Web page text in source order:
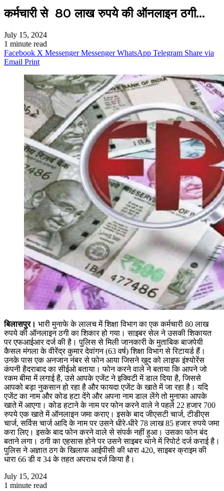
कर्मचारी से 80 लाख रुपये की ऑनलाइन ठगी…
July 15, 2024
1 minute read
Facebook X Messenger Messenger WhatsApp Telegram Share via
Email Print
बिलासपुर। भारी मुनाफे के लालच में शिक्षा विभाग का एक कर्मचारी 80 लाख
रुपये की ऑनलाइन ठगी का शिकार हो गया। साइबर सेल ने उसकी शिकायत
पर एफआईआर दर्ज की है। पुलिस से मिली जानकारी के मुताबिक बाजपेयी
कैसल मंगला के वीरेंद्र कुमार देवांगन (63 वर्ष) शिक्षा विभाग से रिटायर्ड हैं।
उनके पास एक अनजान नंबर से फोन आया जिसने खुद को लाइफ इंश्योरेंस
कंपनी हैदराबाद का सीईओ बताया। फोन करने वाले ने बताया कि आपने जो
रकम बीमा में लगाई है, उसे आपके एजेंट ने इक्विटी में डाल दिया है, जिससे
आपको बड़ा नुकसान हो रहा है और फायदा एजेंट के खाते में जा रहा है। यदि
एजेंट का नाम और कोड हटा देंगे और अपना नाम डाल लेंगे तो मुनाफा आपके
खाते में आएगा। कोड हटाने के नाम पर फोन करने वाले ने पहले 22 हजार 700
रुपये एक खाते में ऑनलाइन जमा कराए। इसके बाद जीएसटी चार्ज, टीडीएस
चार्ज, सर्विस चार्ज आदि के नाम पर उसने धीरे-धीरे 78 लाख 85 हजार रुपये जमा
करा लिए। इसके बाद फोन करने वाले से संपर्क नहीं हुआ। उसका फोन बंद
बताने लगा। ठगी का एहसास होने पर उसने साइबर थाने में रिपोर्ट दर्ज कराई है।
पुलिस ने अज्ञात ठग के खिलाफ आईपीसी की धारा 420, साइबर क्राइम की
धारा 66 डी व 34 के तहत अपराध दर्ज किया है।
July 15, 2024
1 minute read